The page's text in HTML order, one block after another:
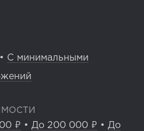
• С минимальными
₽ • До 200 000 ₽ • До